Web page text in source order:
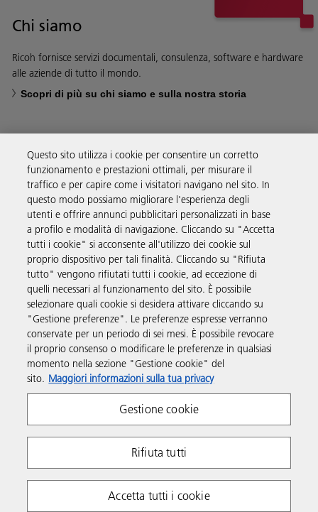
Chi siamo
Ricoh fornisce servizi documentali, consulenza, software e hardware
alle aziende di tutto il mondo.
Scopri di più su chi siamo e sulla nostra storia
Soluzioni
Prodotti e servizi
Supporto
Link utili
Seguici sui social
Policy sulla Privacy
Policy sui cookie
Termini e condizioni
P. IVA IT 00748490158
Questo sito utilizza i cookie per consentire un corretto
funzionamento e prestazioni ottimali, per misurare il
traffico e per capire come i visitatori navigano nel sito. In
questo modo possiamo migliorare l'esperienza degli
utenti e offrire annunci pubblicitari personalizzati in base
a profilo e modalità di navigazione. Cliccando su "Accetta
tutti i cookie" si acconsente all'utilizzo dei cookie sul
proprio dispositivo per tali finalità. Cliccando su "Rifiuta
tutto" vengono rifiutati tutti i cookie, ad eccezione di
quelli necessari al funzionamento del sito. È possibile
selezionare quali cookie si desidera attivare cliccando su
"Gestione preferenze". Le preferenze espresse verranno
conservate per un periodo di sei mesi. È possibile revocare
il proprio consenso o modificare le preferenze in qualsiasi
momento nella sezione "Gestione cookie" del
sito. Maggiori informazioni sulla tua privacy
Gestione cookie
Rifiuta tutti
Accetta tutti i cookie